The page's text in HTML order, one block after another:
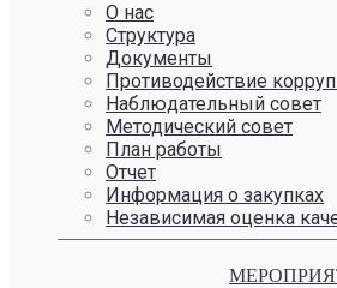
О нас
Структура
Документы
Противодействие
Наблюдательный совет
Методический совет
План работы
Отчет
Информация о закупках
Независимая оценка